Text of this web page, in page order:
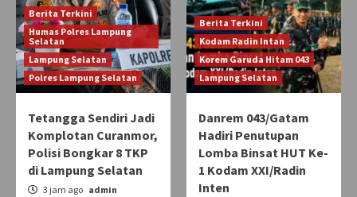
Berita Terkini
Humas Polres Lampung
Selatan
Lampung Selatan
Polres Lampung Selatan
Tetangga Sendiri Jadi
Komplotan Curanmor,
Polisi Bongkar 8 TKP
di Lampung Selatan
3 jam ago admin
Berita Terkini
Kodam Radin Intan
Korem Garuda Hitam 043
Lampung Selatan
Danrem 043/Gatam
Hadiri Penutupan
Lomba Binsat HUT Ke-
1 Kodam XXI/Radin
Inten